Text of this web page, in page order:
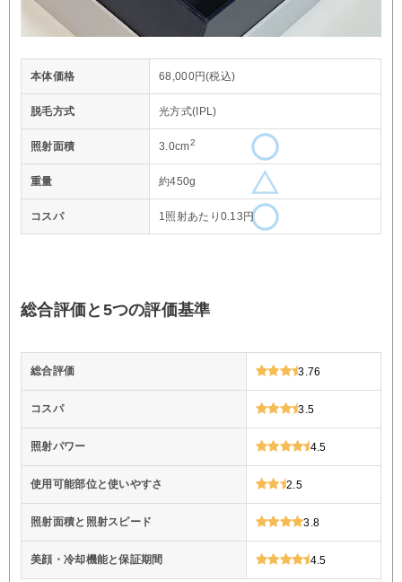
本体価格 68,000円(税込)
脱毛方式 光方式(IPL)
照射面積 3.0cm2
重量 約450g
コスパ 1照射あたり0.13円
総合評価と5つの評価基準
総合評価 3.76
コスパ 3.5
照射パワー 4.5
使用可能部位と使いやすさ 2.5
照射面積と照射スピード 3.8
美顔・冷却機能と保証期間 4.5